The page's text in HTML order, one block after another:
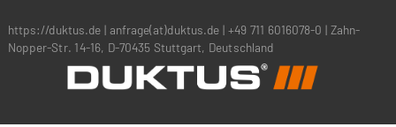
https://duktus.de | anfrage(at)duktus.de | +49 711 6016078-0 | Zahn-
Nopper-Str. 14-16, D-70435 Stuttgart, Deutschland